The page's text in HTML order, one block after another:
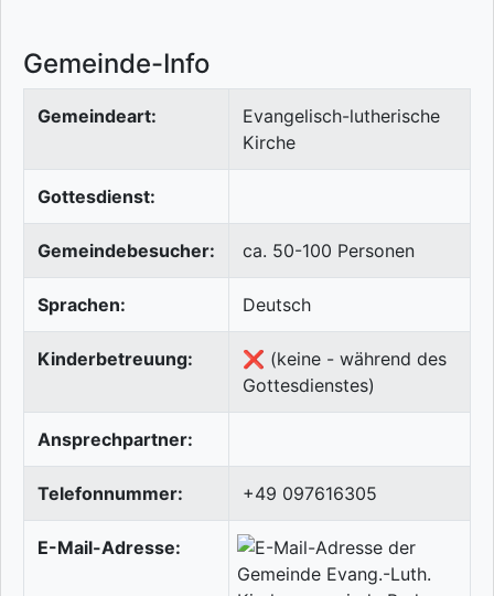
Gemeinde-Info
Gemeindeart:
Evangelisch-lutherische
Kirche
Gottesdienst:
Gemeindebesucher: ca. 50-100 Personen
Sprachen: Deutsch
Kinderbetreuung:
❌ (keine - während des
Gottesdienstes)
Ansprechpartner:
Telefonnummer: +49 097616305
E-Mail-Adresse: